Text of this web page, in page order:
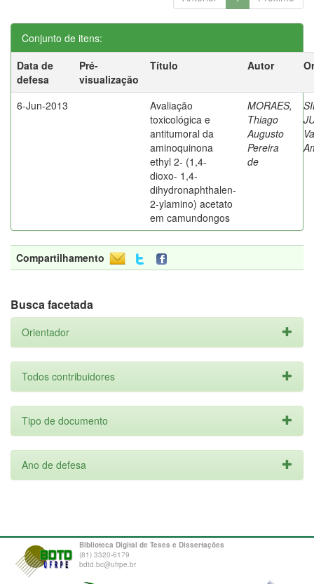
Conjunto de itens:
Data de
defesa
Pré-
visualização
Título Autor
6-Jun-2013
Avaliação
toxicológica e
antitumoral da
aminoquinona
ethyl 2- (1,4-
dioxo- 1,4-
dihydronaphthalen-
2-ylamino) acetato
em camundongos
MORAES,
Thiago
Augusto
Pereira
de
Compartilhamento
Busca facetada
Orientador
Todos contribuidores
Tipo de documento
Ano de defesa
Biblioteca Digital de Teses e Dissertações
(81) 3320-6179
bdtd.bc@ufrpe.br